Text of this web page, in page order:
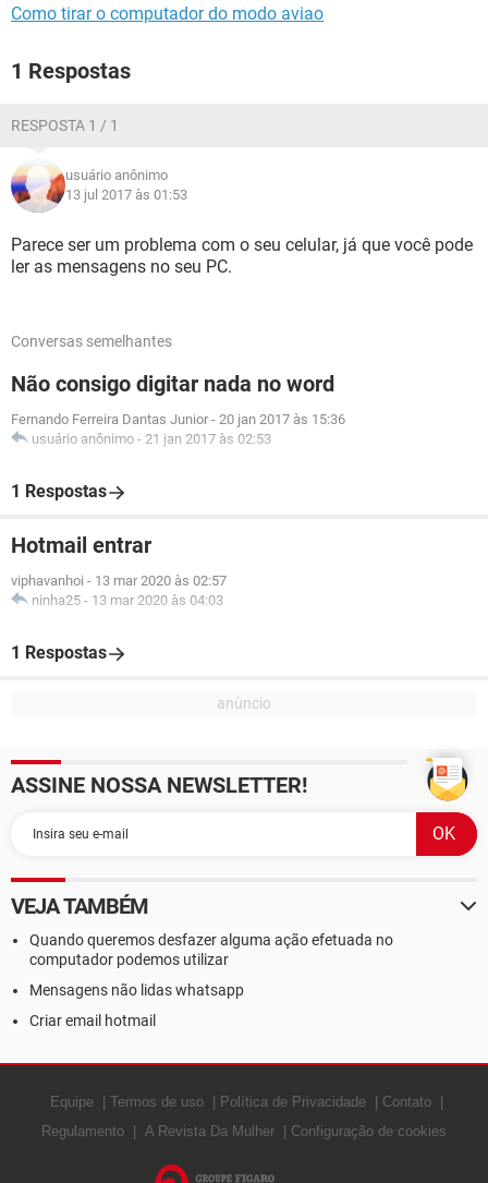
Como tirar o computador do modo aviao
1 Respostas
RESPOSTA 1 / 1
usuário anônimo
13 jul 2017 às 01:53
Parece ser um problema com o seu celular, já que você pode
ler as mensagens no seu PC.
Conversas semelhantes
Não consigo digitar nada no word
Fernando Ferreira Dantas Junior - 20 jan 2017 às 15:36
usuário anônimo - 21 jan 2017 às 02:53
1 Respostas
Hotmail entrar
viphavanhoi - 13 mar 2020 às 02:57
ninha25 - 13 mar 2020 às 04:03
1 Respostas
ASSINE NOSSA NEWSLETTER!
VEJA TAMBÉM
Quando queremos desfazer alguma ação efetuada no
computador podemos utilizar
Mensagens não lidas whatsapp
Criar email hotmail
Equipe Termos de uso Política de Privacidade
Contato
Regulamento
A Revista Da Mulher Configuração de cookies